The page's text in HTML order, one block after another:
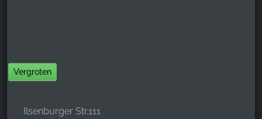
Vergroten
Ilsenburger Str.111